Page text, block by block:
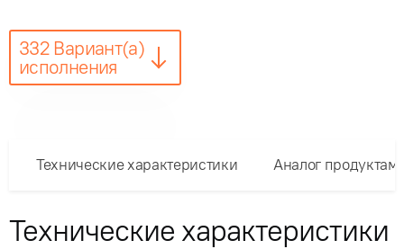
332 Вариант(а)
исполнения
Технические характеристики Аналог
Технические характеристики